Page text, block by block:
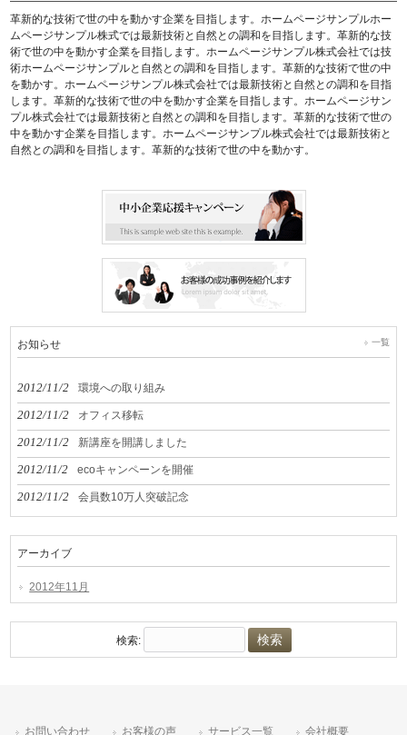
革新的な技術で世の中を動かす企業を目指します。ホームページサンプルホー
ムページサンプル株式では最新技術と自然との調和を目指します。革新的な技
術で世の中を動かす企業を目指します。ホームページサンプル株式会社では技
術ホームページサンプルと自然との調和を目指します。革新的な技術で世の中
を動かす。ホームページサンプル株式会社では最新技術と自然との調和を目指
します。革新的な技術で世の中を動かす企業を目指します。ホームページサン
プル株式会社では最新技術と自然との調和を目指します。革新的な技術で世の
中を動かす企業を目指します。ホームページサンプル株式会社では最新技術と
自然との調和を目指します。革新的な技術で世の中を動かす。
お知らせ 一覧
2012/11/2 環境への取り組み
2012/11/2 オフィス移転
2012/11/2 新講座を開講しました
2012/11/2 ecoキャンペーンを開催
2012/11/2 会員数10万人突破記念
アーカイブ
2012年11月
検索:
お問い合わせ お客様の声 サービス一覧 会社概要